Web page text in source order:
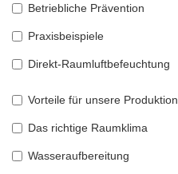
Betriebliche Prävention
Praxisbeispiele
Direkt-Raumluftbefeuchtung
Vorteile für unsere Produktion
Das richtige Raumklima
Wasseraufbereitung